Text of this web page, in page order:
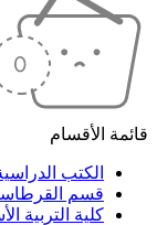
قائمة الأقسام
الكتب
قسم
كلية التربية